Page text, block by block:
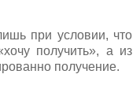
при условии, что
получить», а из
получение.